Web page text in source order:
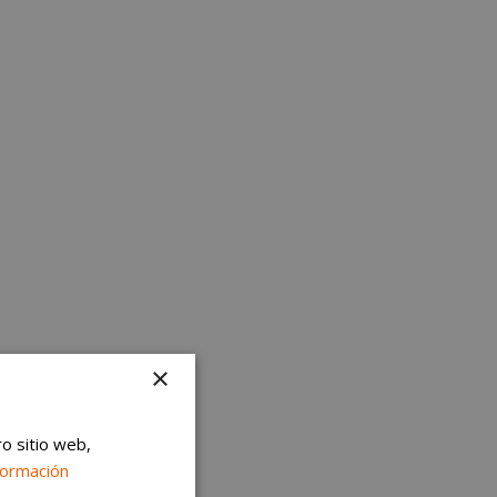
×
sitio web,